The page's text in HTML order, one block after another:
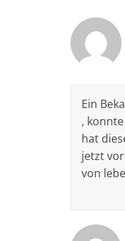
Ein
,
hat
jetzt
von